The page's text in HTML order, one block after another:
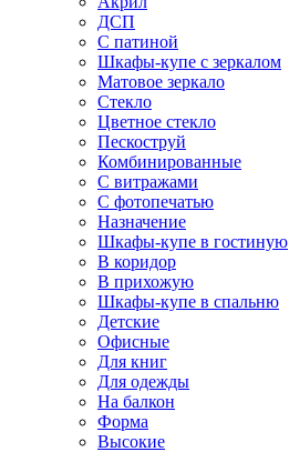
ДСП
С патиной
Шкафы-купе с зеркалом
Матовое зеркало
Стекло
Цветное стекло
Пескоструй
Комбинированные
С витражами
С фотопечатью
Назначение
Шкафы-купе в гостиную
В коридор
В прихожую
Шкафы-купе в спальню
Детские
Офисные
Для книг
Для одежды
На балкон
Форма
Высокие